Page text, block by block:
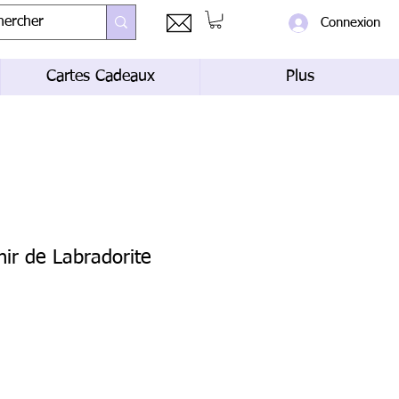
Connexion
Cartes Cadeaux Plus
de Labradorite